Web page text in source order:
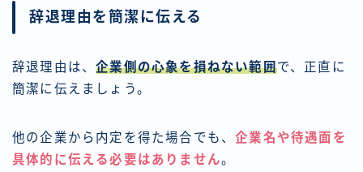
辞退理由を簡潔に伝える
辞退理由は、企業側の心象を損ねない範囲で、正直に
簡潔に伝えましょう。
他の企業から内定を得た場合でも、企業名や待遇面を
具体的に伝える必要はありません。